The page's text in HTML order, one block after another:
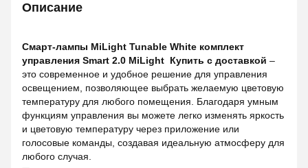
Описание
Смарт-лампы MiLight Tunable White комплект
управления Smart 2.0 MiLight Купить с доставкой –
это современное и удобное решение для управления
освещением, позволяющее выбрать желаемую цветовую
температуру для любого помещения. Благодаря умным
функциям управления вы можете легко изменять яркость
и цветовую температуру через приложение или
голосовые команды, создавая идеальную атмосферу для
любого случая.